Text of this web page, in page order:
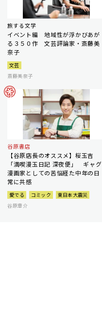
旅する文学
イベント編 地域性が浮かびあが
る３５０作 文芸評論家・斎藤美
奈子
文芸
斎藤美奈子
谷原書店
【谷原店長のオススメ】桜玉吉
「満喫漫玉日記 深夜便」 ギャグ
漫画家としての苦悩経た中年の日
常に共感
愛でる コミック
東日本大震災
谷原章介